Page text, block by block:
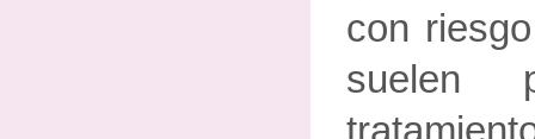
con
suelen